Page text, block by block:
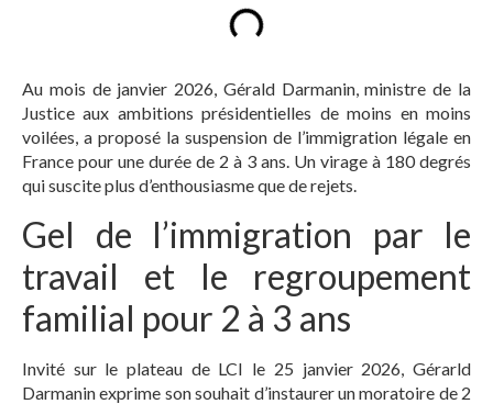
Au mois de janvier 2026, Gérald Darmanin, ministre de la
Justice aux ambitions présidentielles de moins en moins
voilées, a proposé la suspension de l’immigration légale en
France pour une durée de 2 à 3 ans. Un virage à 180 degrés
qui suscite plus d’enthousiasme que de rejets.
Gel de l’immigration par le
travail et le regroupement
familial pour 2 à 3 ans
Invité sur le plateau de LCI le 25 janvier 2026, Gérarld
Darmanin exprime son souhait d’instaurer un moratoire de 2